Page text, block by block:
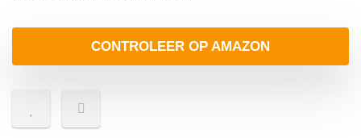
CONTROLEER OP AMAZON